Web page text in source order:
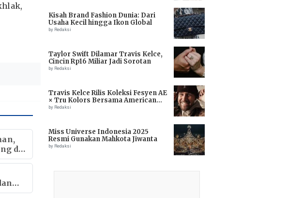
di
Kisah Brand Fashion Dunia: Dari
Usaha Kecil hingga Ikon Global
by Redaksi
Taylor Swift Dilamar Travis Kelce,
Cincin Rp16 Miliar Jadi Sorotan
by Redaksi
Travis Kelce Rilis Koleksi Fesyen AE
× Tru Kolors Bersama American
Eagle
by Redaksi
Miss Universe Indonesia 2025
Resmi Gunakan Mahkota Jiwanta
by Redaksi